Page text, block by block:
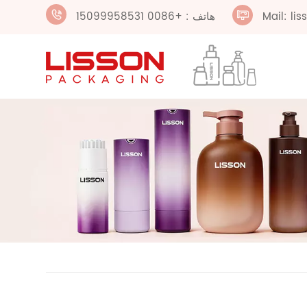
هاتف : +0086 15099958531 Mail: